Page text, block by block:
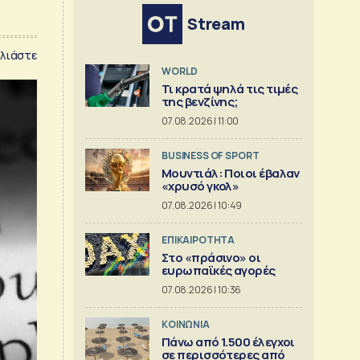
Stream
WORLD
Τι κρατά ψηλά τις τιμές
της βενζίνης;
07.08.2026 | 11:00
BUSINESS OF SPORT
Μουντιάλ: Ποιοι έβαλαν
«χρυσό γκολ»
07.08.2026 | 10:49
ΕΠΙΚΑΙΡΟΤΗΤΑ
Στο «πράσινο» οι
ευρωπαϊκές αγορές
07.08.2026 | 10:36
ΚΟΙΝΩΝΙΑ
Πάνω από 1.500 έλεγχοι
σε περισσότερες από